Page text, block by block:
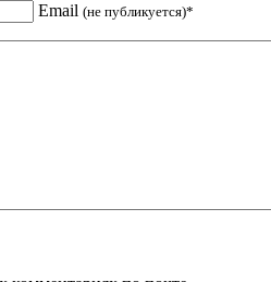
Email (не публикуется)*